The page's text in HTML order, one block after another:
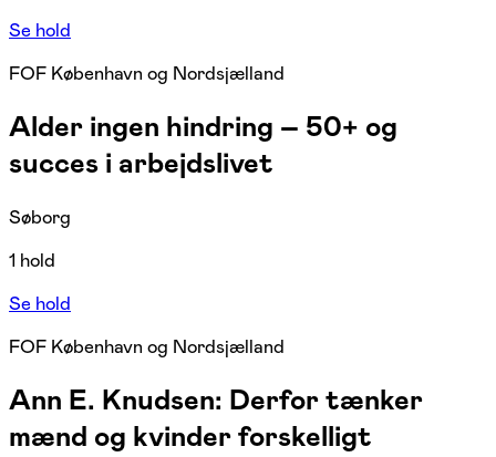
Se hold
FOF København og Nordsjælland
Alder ingen hindring – 50+ og
succes i arbejdslivet
Søborg
1 hold
Se hold
FOF København og Nordsjælland
Ann E. Knudsen: Derfor tænker
mænd og kvinder forskelligt